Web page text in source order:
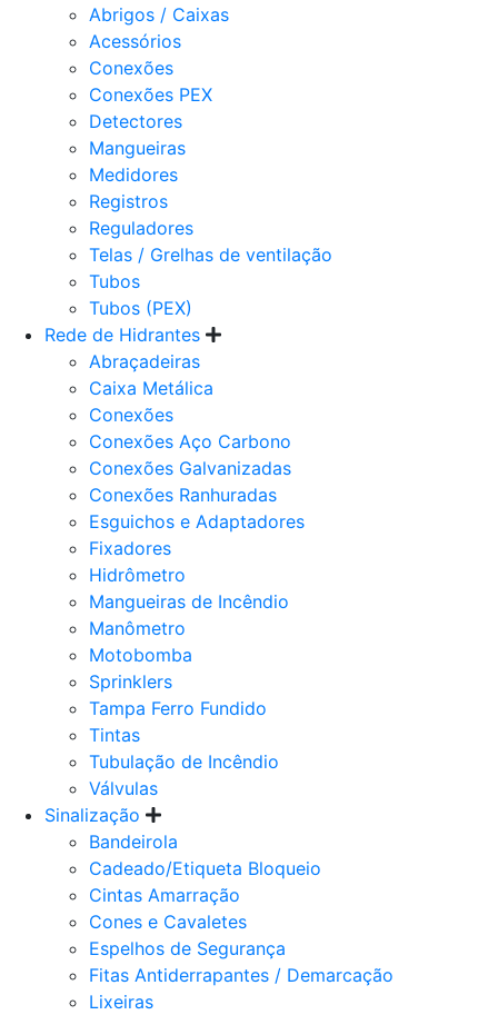
Abrigos / Caixas
Acessórios
Conexões
Conexões PEX
Detectores
Mangueiras
Medidores
Registros
Reguladores
Telas / Grelhas de ventilação
Tubos
Tubos (PEX)
Rede de Hidrantes
Abraçadeiras
Caixa Metálica
Conexões
Conexões Aço Carbono
Conexões Galvanizadas
Conexões Ranhuradas
Esguichos e Adaptadores
Fixadores
Hidrômetro
Mangueiras de Incêndio
Manômetro
Motobomba
Sprinklers
Tampa Ferro Fundido
Tintas
Tubulação de Incêndio
Válvulas
Sinalização
Bandeirola
Cadeado/Etiqueta Bloqueio
Cintas Amarração
Cones e Cavaletes
Espelhos de Segurança
Fitas Antiderrapantes / Demarcação
Lixeiras